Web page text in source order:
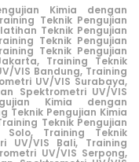
Kimia dengan
Teknik Pengujian
Teknik Pengujian
Teknik Pengujian
Teknik Pengujian
Training Teknik
VIS Bandung, Training
UV/VIS Surabaya,
Spektrometri UV/VIS
Kimia dengan
Teknik Pengujian Kimia
Teknik Pengujian
Solo, Training Teknik
UV/VIS Bali, Training
UV/VIS Serpong,